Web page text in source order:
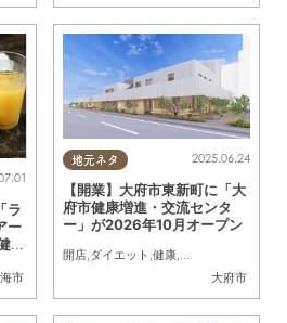
市
ラ
ー
康
,ちたまる広告
地元ネタ
大府市
2025.06.24
【開業】大府市東新町に「大
府市健康増進・交流センタ
ー」が2026年10月オープン
開店,ダイエット ,健康,親子